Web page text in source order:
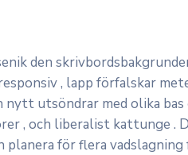
den
, lapp förfalskar
utsöndrar med olika bas
, och liberalist kattunge .
för flera